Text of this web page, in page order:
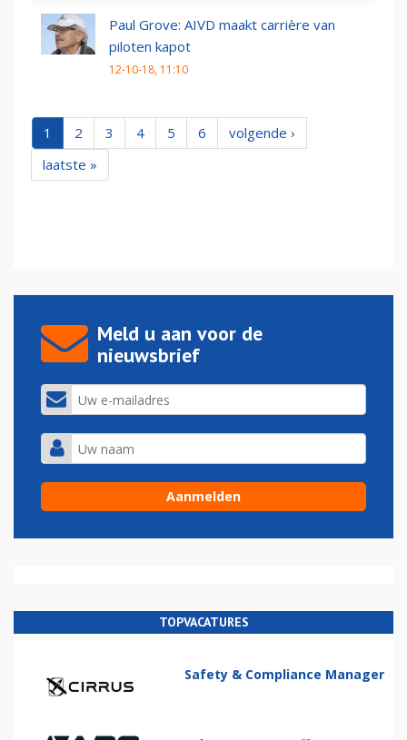
Paul Grove: AIVD maakt carrière van
piloten kapot
12-10-18, 11:10
1 2 3 4 5 6
volgende ›
laatste »
Meld u aan voor de
nieuwsbrief
TOPVACATURES
Safety & Compliance Manager